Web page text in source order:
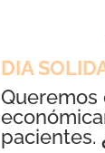
DIA
pacientes.